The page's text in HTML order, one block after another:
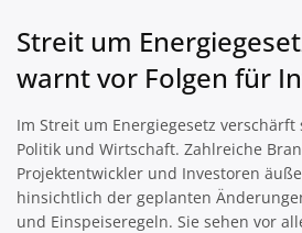
Streit um
warnt vor Folgen für
Im Streit um Energiegesetz verschärft
Politik und Wirtschaft. Zahlreiche
Projektentwickler und Investoren
hinsichtlich der geplanten
und Einspeiseregeln. Sie sehen vor